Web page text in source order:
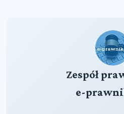
Zespół
e-